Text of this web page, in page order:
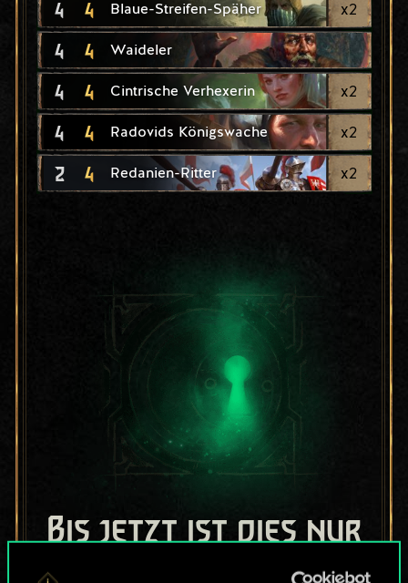
4 4 Blaue-Streifen-Späher x2
4 4 Waideler
4 4 Cintrische Verhexerin x2
4 4 Radovids Königswache x2
2 4 Redanien-Ritter x2
Bis jetzt ist dies nur
ein geteilter Satz